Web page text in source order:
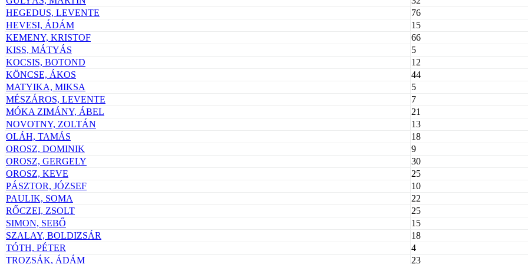
HEGEDUS, LEVENTE
76
HEVESI, ÁDÁM
15
KEMENY, KRISTOF
66
KISS, MÁTYÁS
5
KOCSIS, BOTOND
12
KÖNCSE, ÁKOS
44
MATYIKA, MIKSA
5
MÉSZÁROS, LEVENTE
7
MÓKA ZIMÁNY, ÁBEL
21
NOVOTNY, ZOLTÁN
13
OLÁH, TAMÁS
18
OROSZ, DOMINIK
9
OROSZ, GERGELY
30
OROSZ, KEVE
25
PÁSZTOR, JÓZSEF
10
PAULIK, SOMA
22
RŐCZEI, ZSOLT
25
SIMON, SEBŐ
15
SZALAY, BOLDIZSÁR
18
TÓTH, PÉTER
4
TROZSÁK, ÁDÁM
23